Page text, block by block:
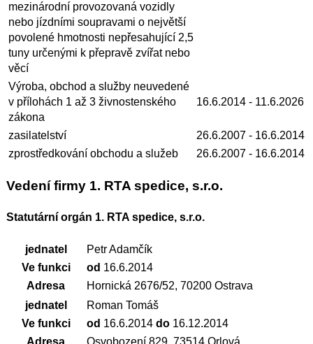
mezinárodní provozovaná vozidly
nebo jízdními soupravami o největší
povolené hmotnosti nepřesahující 2,5
tuny určenými k přepravě zvířat nebo
věcí
Výroba, obchod a služby neuvedené
v přílohách 1 až 3 živnostenského
zákona
16.6.2014- 11.6.2026
zasilatelství 26.6.2007- 16.6.2014
zprostředkování obchodu a služeb
26.6.2007- 16.6.2014
Vedení firmy 1. RTA spedice, s.r.o.
Statutární orgán 1. RTA spedice, s.r.o.
jednatel
Petr Adamčík
Ve funkci
od 16.6.2014
Adresa
Hornická 2676/52, 70200 Ostrava
jednatel
Roman Tomáš
Ve funkci
od 16.6.2014 do16.12.2014